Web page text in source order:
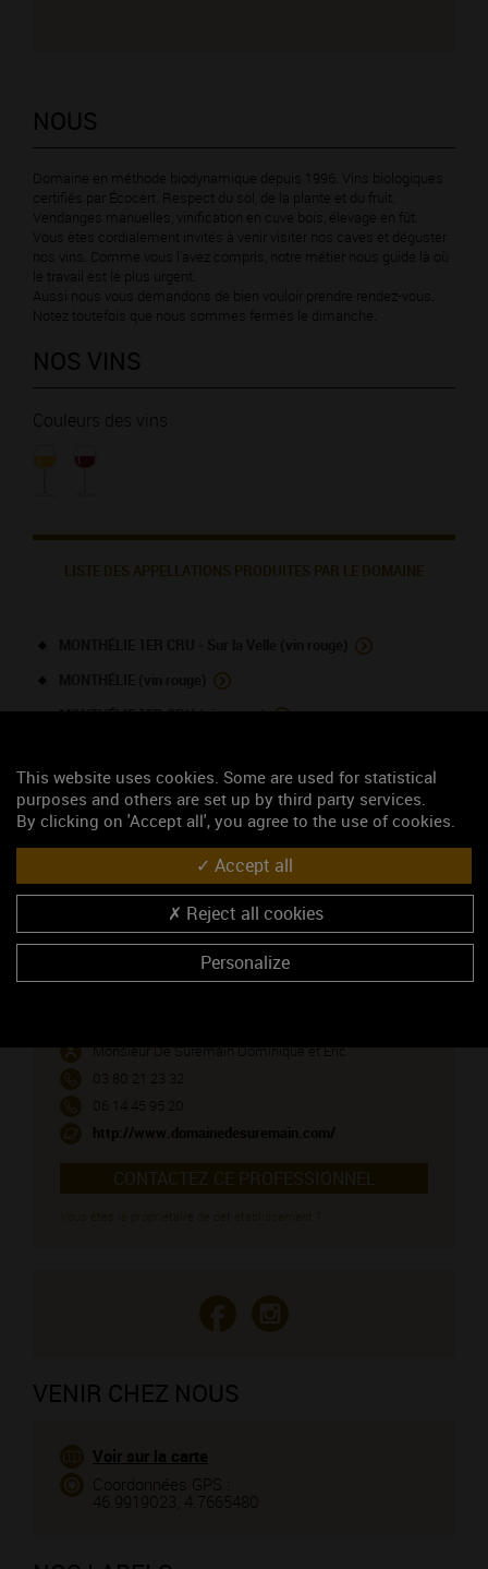
NOUS
Domaine en méthode biodynamique depuis 1996. Vins biologiques
certifiés par Écocert. Respect du sol, de la plante et du fruit.
Vendanges manuelles, vinification en cuve bois, élevage en fût.
Vous êtes cordialement invités à venir visiter nos caves et déguster
nos vins. Comme vous l’avez compris, notre métier nous guide là où
le travail est le plus urgent.
Aussi nous vous demandons de bien vouloir prendre rendez-vous.
Notez toutefois que nous sommes fermés le dimanche.
NOS VINS
Couleurs des vins
LISTE DES APPELLATIONS PRODUITES PAR LE DOMAINE
MONTHÉLIE 1ER CRU (vin rouge)
RULLY 1ER CRU - Le Meix Caillet (vin blanc)
RULLY 1ER CRU (vin blanc)
NOUS CONTACTER
Domaine De Suremain Eric
Viticulteur
Monsieur De Suremain Dominique et Eric
03 80 21 23 32
06 14 45 95 20
http://www.domainedesuremain.com/
CONTACTEZ CE PROFESSIONNEL
VENIR CHEZ NOUS
Voir sur la carte
Coordonnées GPS :
46.9919023, 4.7665480
This website uses cookies. Some are used for statistical
purposes and others are set up by third party services.
By clicking on 'Accept all', you agree to the use of cookies.
Accept all
Reject all cookies
Personalize